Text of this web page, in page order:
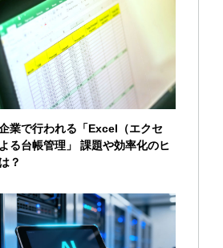
業で行われる「Excel（エクセ
る台帳管理」 課題や効率化のヒ
？